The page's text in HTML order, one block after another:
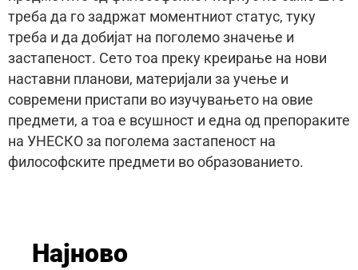
треба да го задржат моментниот статус, туку
треба и да добијат на поголемо значење и
застапеност. Сето тоа преку креирање на нови
наставни планови, материјали за учење и
современи пристапи во изучувањето на овие
предмети, а тоа е всушност и една од препораките
на УНЕСКО за поголема застапеност на
философските предмети во образованието.
Најново